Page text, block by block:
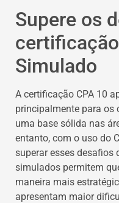
Supere os
Simulado
A certificação CPA 10
principalmente para os
uma base sólida nas
entanto, com o uso do
superar esses desafios
simulados permitem
maneira mais
apresentam maior